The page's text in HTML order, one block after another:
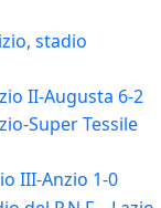
stadio
II-Augusta 6-2
Super Tessile
III-Anzio 1-0